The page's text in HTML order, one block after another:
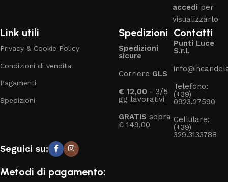
accedi per
visualizzarlo
Link utili
Privacy & Cookie Policy
Condizioni di vendita
Pagamenti
Spedizioni
Spedizioni
Spedizioni
sicure
Corriere GLS
€ 12,00 - 3/5
gg lavorativi
GRATIS sopra
€ 149,00
Contatti
Punti Luce
S.r.l.
Telefono:
(+39)
0923.27590
Cellulare:
(+39)
329.3133788
Seguici su:
Metodi di pagamento: